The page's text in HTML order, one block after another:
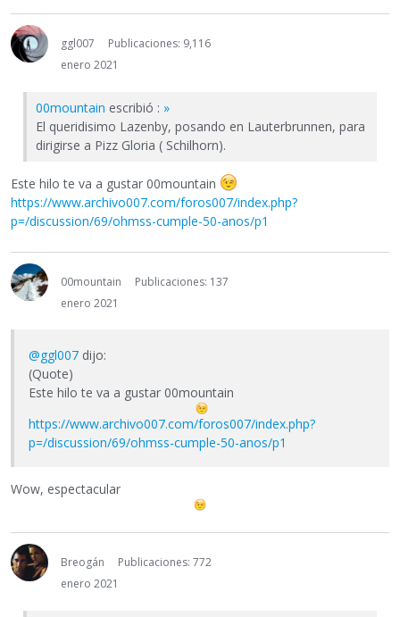
ggl007
Publicaciones: 9,116
enero 2021
00mountain escribió : »
El queridisimo Lazenby, posando en Lauterbrunnen, para
dirigirse a Pizz Gloria ( Schilhorn).
Este hilo te va a gustar 00mountain
https://www.archivo007.com/foros007/index.php?
p=/discussion/69/ohmss-cumple-50-anos/p1
00mountain
Publicaciones: 137
enero 2021
@ggl007 dijo:
(Quote)
Este hilo te va a gustar 00mountain
https://www.archivo007.com/foros007/index.php?
p=/discussion/69/ohmss-cumple-50-anos/p1
Wow, espectacular
Breogán
Publicaciones: 772
enero 2021